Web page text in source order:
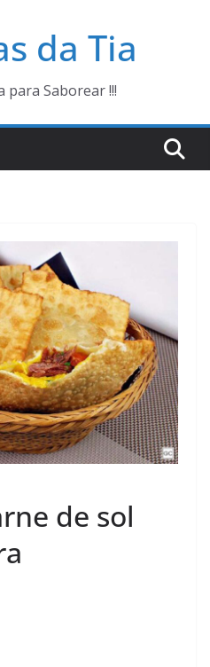
da Tia
para Saborear !!!
de sol